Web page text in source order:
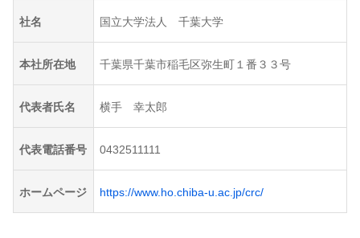
社名 国立大学法人 千葉大学
本社所在地 千葉県千葉市稲毛区弥生町１番３３号
代表者氏名 横手 幸太郎
代表電話番号 0432511111
ホームページ https://www.ho.chiba-u.ac.jp/crc/